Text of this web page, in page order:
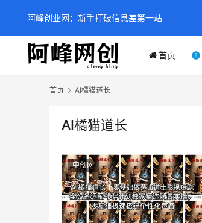
首页
首页 AI橘猫道长
AI橘猫道长
中创网
阿峰创业网：新手打破信息差第一站